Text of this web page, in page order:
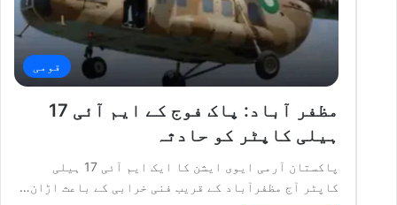
قومی
مظفر آباد: پاک فوج کے ایم آئی 17
ہیلی کاپٹر کو حادثہ
پاکستان آرمی ایوی ایشن کا ایک ایم آئی 17 ہیلی
کاپٹر آج مظفرآباد کے قریب فنی خرابی کے باعث اڑان…